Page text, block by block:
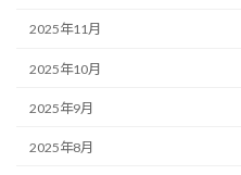
2025年11月
2025年10月
2025年9月
2025年8月